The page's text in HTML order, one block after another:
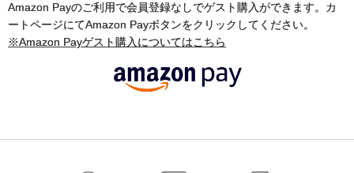
Amazon Payのご利用で会員登録なしでゲスト購入ができます。カ
ートページにてAmazon Payボタンをクリックしてください。
※Amazon Payゲスト購入についてはこちら